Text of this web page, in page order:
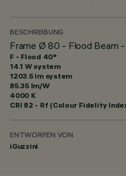
BESCHREIBUNG
Frame Ø 80 - Flood Beam
F - Flood 40°
14.1 W system
1203.5 lm system
85.35 lm/W
4000 K
CRI 82 - Rf (Colour Fidelity
ENTWORFEN VON
iGuzzini